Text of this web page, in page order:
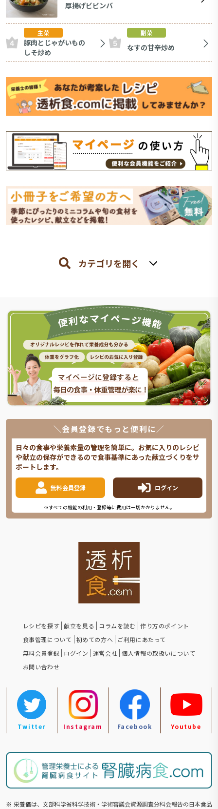
厚揚げビビンバ
主菜
豚肉とじゃがいもの
しそ炒め
副菜
なすの甘辛炒め
カテゴリを開く
＼会員登録でもっと便利に／
日々の食事や栄養素量の管理を簡単に。お気に入りのレシピ
や献立の保存ができるので食事基準にあった献立づくりをサ
ポートします。
無料会員登録 ログイン
※すべての機能の利用・登録等に費用は一切かかりません。
レシピを探す 献立を見る コラムを読む
作り方のポイント
食事管理について
初めての方へ
ご利用にあたって
無料会員登録 ログイン 運営会社 個人情報の取扱いについて
お問い合わせ
Twitter Instagram Facebook Youtube
※ 栄養価は、文部科学省科学技術・学術審議会資源調査分科会報告の⽇本食品